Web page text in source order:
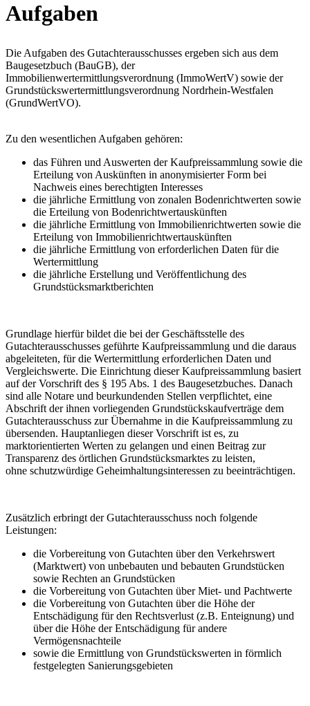
Aufgaben
Die Aufgaben des Gutachterausschusses ergeben sich aus dem
Baugesetzbuch (BauGB), der
Immobilienwertermittlungsverordnung (ImmoWertV) sowie der
Grundstückswertermittlungsverordnung Nordrhein-Westfalen
(GrundWertVO).
Zu den wesentlichen Aufgaben gehören:
das Führen und Auswerten der Kaufpreissammlung sowie die
Erteilung von Auskünften in anonymisierter Form bei
Nachweis eines berechtigten Interesses
die jährliche Ermittlung von zonalen Bodenrichtwerten sowie
die Erteilung von Bodenrichtwertauskünften
die jährliche Ermittlung von Immobilienrichtwerten sowie die
Erteilung von Immobilienrichtwertauskünften
die jährliche Ermittlung von erforderlichen Daten für die
Wertermittlung
die jährliche Erstellung und Veröffentlichung des
Grundstücksmarktberichten
Grundlage hierfür bildet die bei der Geschäftsstelle des
Gutachterausschusses geführte Kaufpreissammlung und die daraus
abgeleiteten, für die Wertermittlung erforderlichen Daten und
Vergleichswerte. Die Einrichtung dieser Kaufpreissammlung basiert
auf der Vorschrift des § 195 Abs. 1 des Baugesetzbuches. Danach
sind alle Notare und beurkundenden Stellen verpflichtet, eine
Abschrift der ihnen vorliegenden Grundstückskaufverträge dem
Gutachterausschuss zur Übernahme in die Kaufpreissammlung zu
übersenden. Hauptanliegen dieser Vorschrift ist es, zu
marktorientierten Werten zu gelangen und einen Beitrag zur
Transparenz des örtlichen Grundstücksmarktes zu leisten,
ohne schutzwürdige Geheimhaltungsinteressen zu beeinträchtigen.
Zusätzlich erbringt der Gutachterausschuss noch folgende
Leistungen:
die Vorbereitung von Gutachten über den Verkehrswert
(Marktwert) von unbebauten und bebauten Grundstücken
sowie Rechten an Grundstücken
die Vorbereitung von Gutachten über Miet- und Pachtwerte
die Vorbereitung von Gutachten über die Höhe der
Entschädigung für den Rechtsverlust (z.B. Enteignung) und
über die Höhe der Entschädigung für andere
Vermögensnachteile
sowie die Ermittlung von Grundstückswerten in förmlich
festgelegten Sanierungsgebieten